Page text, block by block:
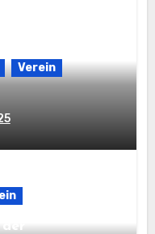
Verein